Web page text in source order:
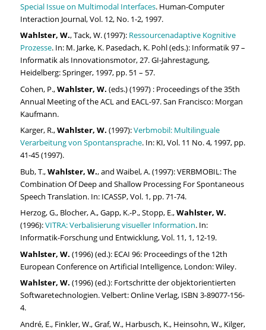
Special Issue on Multimodal Interfaces. Human-Computer
Interaction Journal, Vol. 12, No. 1-2, 1997.
Wahlster, W., Tack, W. (1997): Ressourcenadaptive Kognitive
Prozesse. In: M. Jarke, K. Pasedach, K. Pohl (eds.): Informatik 97 –
Informatik als Innovationsmotor, 27. GI-Jahrestagung,
Heidelberg: Springer, 1997, pp. 51 – 57.
Cohen, P.,Wahlster, W. (eds.) (1997) : Proceedings of the 35th
Annual Meeting of the ACL and EACL-97. San Francisco: Morgan
Kaufmann.
Karger, R.,Wahlster, W. (1997):Verbmobil: Multilinguale
Verarbeitung von Spontansprache. In: KI, Vol. 11 No. 4, 1997, pp.
41-45 (1997).
Bub, T.,Wahlster, W., and Waibel, A. (1997): VERBMOBIL: The
Combination Of Deep and Shallow Processing For Spontaneous
Speech Translation. In: ICASSP, Vol. 1, pp. 71-74.
Herzog, G., Blocher, A., Gapp, K.-P., Stopp, E.,Wahlster, W.
(1996):VITRA: Verbalisierung visueller Information. In:
Informatik-Forschung und Entwicklung, Vol. 11, 1, 12-19.
Wahlster, W. (1996) (ed.): ECAI 96: Proceedings of the 12th
European Conference on Artificial Intelligence, London: Wiley.
Wahlster, W. (1996) (ed.): Fortschritte der objektorientierten
Softwaretechnologien. Velbert: Online Verlag, ISBN 3-89077-156-
4.
André, E., Finkler, W., Graf, W., Harbusch, K., Heinsohn, W., Kilger,